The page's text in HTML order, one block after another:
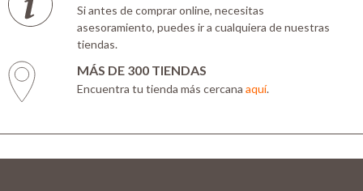
Si antes de comprar online, necesitas
asesoramiento, puedes ir a cualquiera de nuestras
tiendas.
MÁS DE 300 TIENDAS
Encuentra tu tienda más cercana aquí.